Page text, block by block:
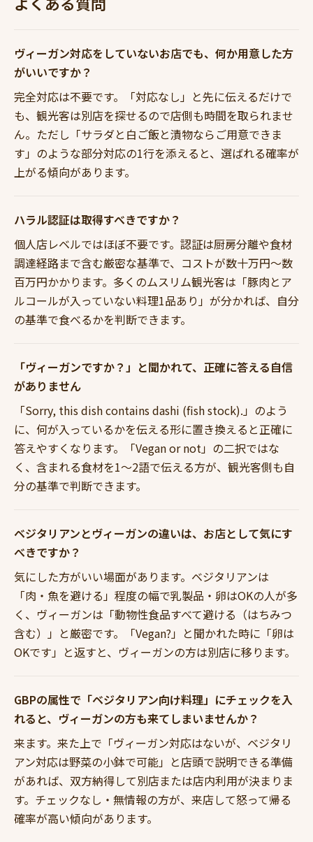
ヴィーガン対応をしていないお店でも、何か用意した方
がいいですか？
完全対応は不要です。「対応なし」と先に伝えるだけで
も、観光客は別店を探せるので店側も時間を取られませ
ん。ただし「サラダと白ご飯と漬物ならご用意できま
す」のような部分対応の1行を添えると、選ばれる確率が
上がる傾向があります。
ハラル認証は取得すべきですか？
個人店レベルではほぼ不要です。認証は厨房分離や食材
調達経路まで含む厳密な基準で、コストが数十万円〜数
百万円かかります。多くのムスリム観光客は「豚肉とア
ルコールが入っていない料理1品あり」が分かれば、自分
の基準で食べるかを判断できます。
「ヴィーガンですか？」と聞かれて、正確に答える自信
がありません
「Sorry, this dish contains dashi (fish stock).」のよう
に、何が入っているかを伝える形に置き換えると正確に
答えやすくなります。「Vegan or not」の二択ではな
く、含まれる食材を1〜2語で伝える方が、観光客側も自
分の基準で判断できます。
ベジタリアンとヴィーガンの違いは、お店として気にす
べきですか？
気にした方がいい場面があります。ベジタリアンは
「肉・魚を避ける」程度の幅で乳製品・卵はOKの人が多
く、ヴィーガンは「動物性食品すべて避ける（はちみつ
含む）」と厳密です。「Vegan?」と聞かれた時に「卵は
OKです」と返すと、ヴィーガンの方は別店に移ります。
GBPの属性で「ベジタリアン向け料理」にチェックを入
れると、ヴィーガンの方も来てしまいませんか？
来ます。来た上で「ヴィーガン対応はないが、ベジタリ
アン対応は野菜の小鉢で可能」と店頭で説明できる準備
があれば、双方納得して別店または店内利用が決まりま
す。チェックなし・無情報の方が、来店して怒って帰る
確率が高い傾向があります。